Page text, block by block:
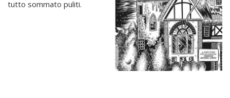
tutto sommato puliti.